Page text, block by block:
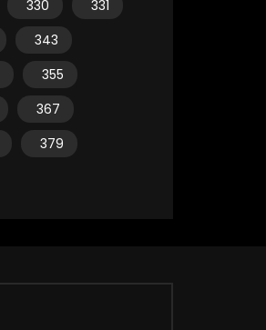
330
331
343
355
367
379